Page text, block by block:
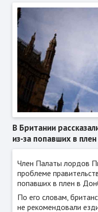
В Британии
из-за попавших в
Член Палаты лордов
проблеме
попавших в плен в
По его словам,
не рекомендовали